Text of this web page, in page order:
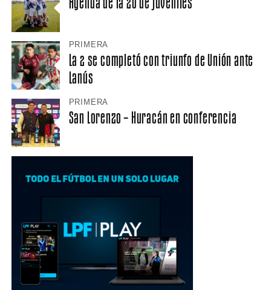
PRIMERA
La 2 se completó con triunfo de Unión ante
Lanús
PRIMERA
San Lorenzo – Huracán en conferencia